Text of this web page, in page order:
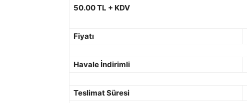
50.00 TL + KDV
Fiyatı
Havale İndirimli
Teslimat Süresi